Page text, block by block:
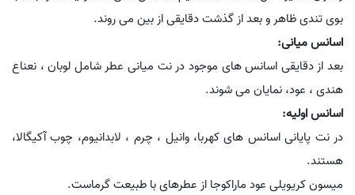
بوی تندی ظاهر و بعد از گذشت دقایقی از بین می روند.
اسانس میانی:
بعد از دقایقی اسانس های موجود در نت میانی عطر شامل لوبان ، نعناع
هندی ، عود، نمایان می شوند.
اسانس اولیه:
در نت پایانی اسانس های کهربا، وانیل ، چرم ، لابدانیوم، چوب آکیگالا،
هستند.
میسون کریویلی عود ماراکوجا از عطرهای با طبیعت گرماست.